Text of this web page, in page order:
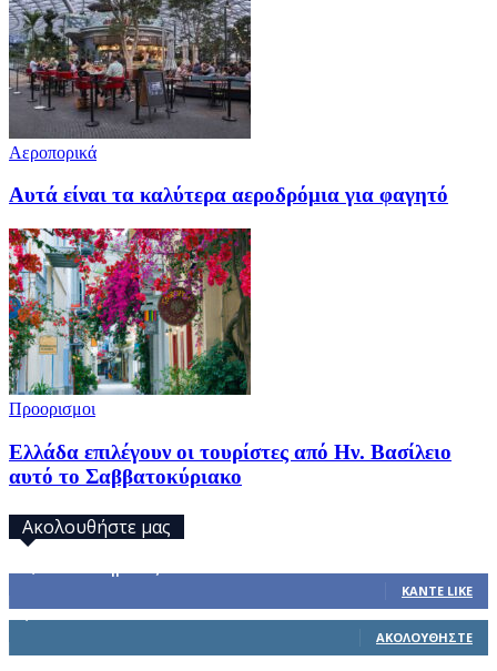
Αεροπορικά
Αυτά είναι τα καλύτερα αεροδρόμια για φαγητό
Προορισμοι
Ελλάδα επιλέγουν οι τουρίστες από Ην. Βασίλειο
αυτό το Σαββατοκύριακο
Ακολουθήστε μας
ΚΆΝΤΕ LIKE
1,914 Ακόλουθοι
ΑΚΟΛΟΥΘΉΣΤΕ